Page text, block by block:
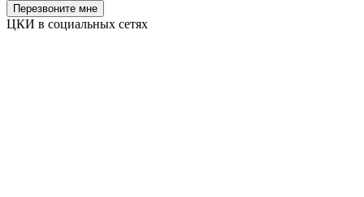
Перезвоните мне
ЦКИ в социальных сетях